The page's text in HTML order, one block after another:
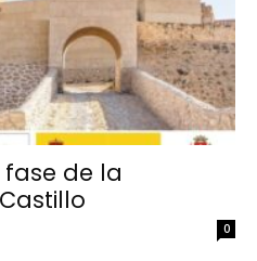
de la
0